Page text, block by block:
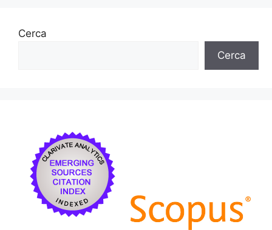
Cerca
Cerca